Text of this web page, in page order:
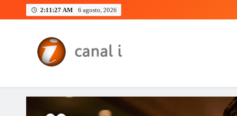
2:11:28 AM 6 agosto, 2026
Canal i | Noticias de Salta,